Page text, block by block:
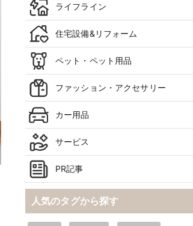
ライフライン
住宅設備&リフォーム
ペット・ペット用品
ファッション・アクセサリー
カー用品
サービス
PR記事
人気のタグから探す